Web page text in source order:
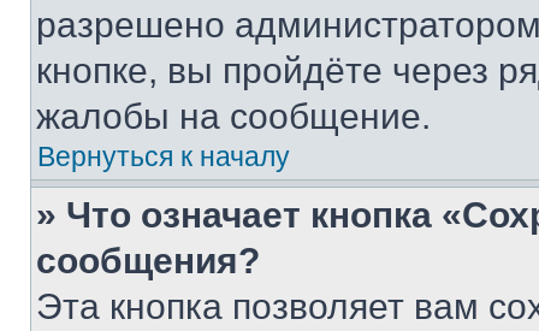
разрешено
кнопке, вы пройдёте через
жалобы на сообщение.
Вернуться к началу
» Что означает кнопка
сообщения?
Эта кнопка позволяет вам